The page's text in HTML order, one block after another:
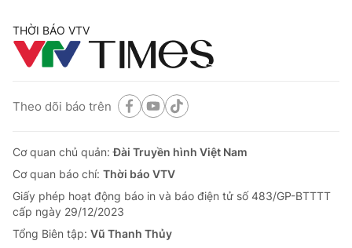
THỜI BÁO VTV
Theo dõi báo trên
Cơ quan chủ quản:Đài Truyền hình Việt Nam
Cơ quan báo chí: Thời báo VTV
Giấy phép hoạt động báo in và báo điện tử số 483/GP-BTTTT
cấp ngày 29/12/2023
Tổng Biên tập: Vũ Thanh Thủy